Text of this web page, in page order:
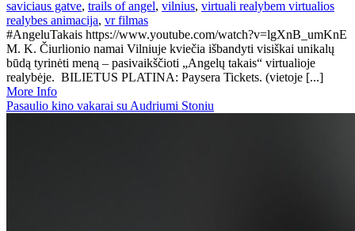
saviciaus gatve, trails of angel, vilnius, virtuali realybem virtualios
realybes animacija, vr filmas
#AngeluTakais https://www.youtube.com/watch?v=lgXnB_umKnE
M. K. Čiurlionio namai Vilniuje kviečia išbandyti visiškai unikalų
būdą tyrinėti meną – pasivaikščioti „Angelų takais“ virtualioje
realybėje. BILIETUS PLATINA: Paysera Tickets. (vietoje [...]
More Info
Pasaulio kino vakarai su Audriumi Stoniu